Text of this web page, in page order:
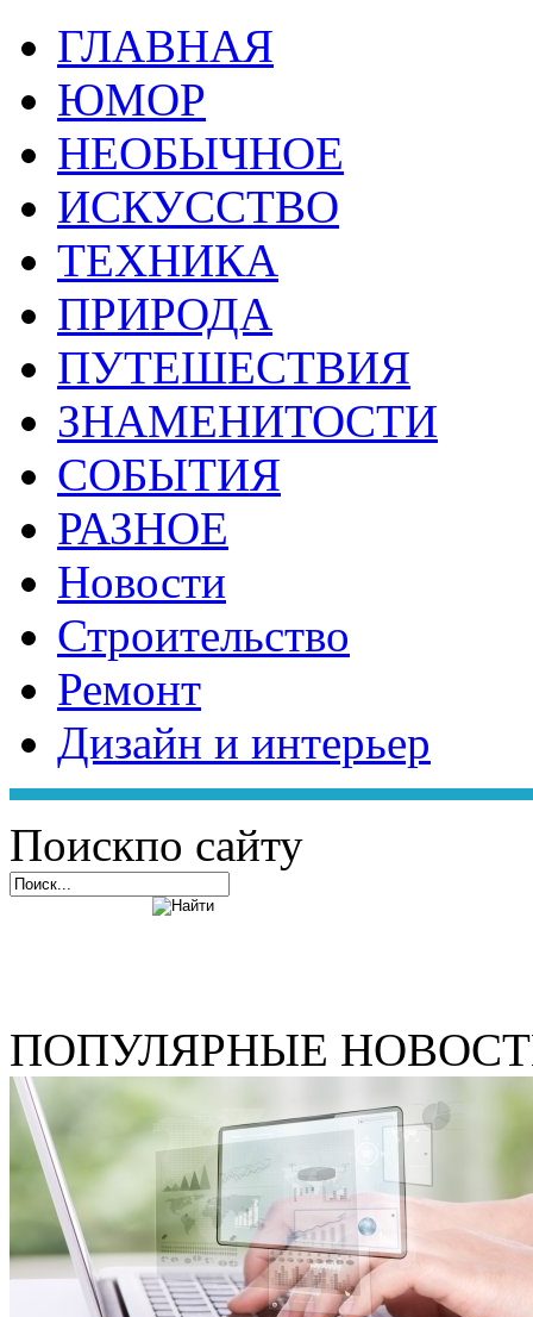
ГЛАВНАЯ
ЮМОР
НЕОБЫЧНОЕ
ИСКУССТВО
ТЕХНИКА
ПРИРОДА
ПУТЕШЕСТВИЯ
ЗНАМЕНИТОСТИ
СОБЫТИЯ
РАЗНОЕ
Новости
Строительство
Ремонт
Дизайн и интерьер
Поискпо сайту
ПОПУЛЯРНЫЕ